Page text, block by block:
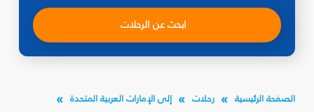
ابحث عن الرحلات
الصفحة الرئيسية رحلات
إلى الإمارات العربية المتحدة